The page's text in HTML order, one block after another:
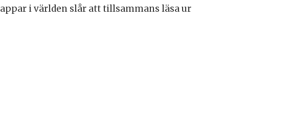
i världen slår att tillsammans läsa ur